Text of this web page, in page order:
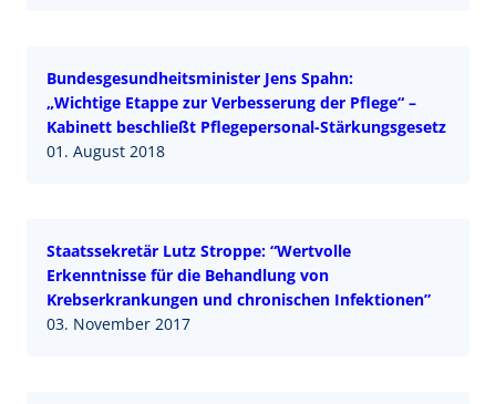
Bundesgesundheitsminister Jens Spahn:
„Wichtige Etappe zur Verbesserung der Pflege“ –
Kabinett beschließt Pflegepersonal-Stärkungsgesetz
01. August 2018
Staatssekretär Lutz Stroppe: “Wertvolle
Erkenntnisse für die Behandlung von
Krebserkrankungen und chronischen Infektionen”
03. November 2017